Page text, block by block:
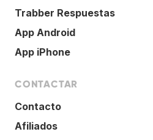
Trabber Respuestas
App Android
App iPhone
CONTACTAR
Contacto
Afiliados